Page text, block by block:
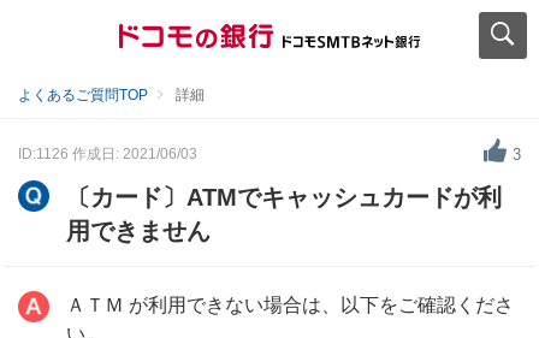
よくあるご質問TOP 詳細
ID:1126 作成日: 2021/06/03 3
〔カード〕ATMでキャッシュカードが利
用できません
ＡＴＭ が利用できない場合は、以下をご確認くださ
い。